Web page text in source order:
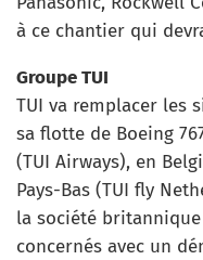
à ce chantier qui
Groupe TUI
TUI va remplacer les
sa flotte de Boeing
(TUI Airways), en
Pays-Bas (TUI fly
la société
concernés avec un